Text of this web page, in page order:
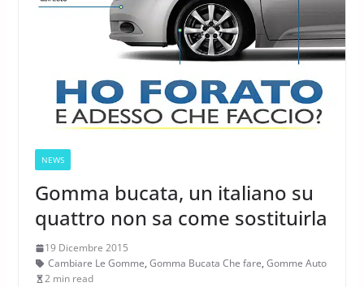
NEWS
Gomma bucata, un italiano su
quattro non sa come sostituirla
19 Dicembre 2015
Cambiare Le Gomme, Gomma Bucata Che fare, Gomme Auto
2 min read